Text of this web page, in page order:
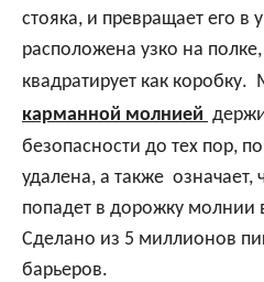
стояка, и превращает его в
расположена узко на
квадратирует как
карманной молнией
безопасности до тех пор,
удалена, а также
попадет в дорожку молнии
Сделано из 5 миллионов
барьеров.